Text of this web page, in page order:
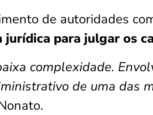
de autoridades
jurídica para julgar os
complexidade.
de uma das